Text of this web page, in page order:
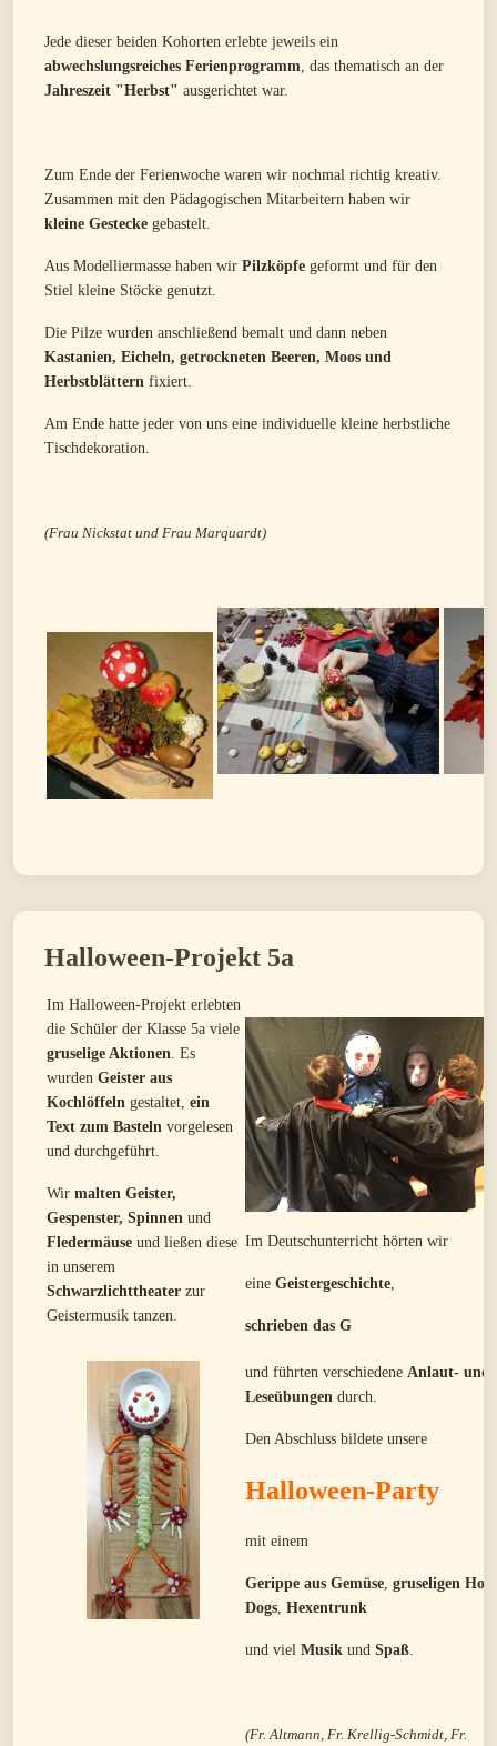
Jede dieser beiden Kohorten erlebte jeweils ein
abwechslungsreiches Ferienprogramm , das thematisch an der
Jahreszeit "Herbst" ausgerichtet war.
Zum Ende der Ferienwoche waren wir nochmal richtig kreativ.
Zusammen mit den Pädagogischen Mitarbeitern haben wir
kleine Gestecke gebastelt.
Aus Modelliermasse haben wir Pilzköpfe geformt und für den
Stiel kleine Stöcke genutzt.
Die Pilze wurden anschließend bemalt und dann neben
Kastanien, Eicheln, getrockneten Beeren, Moos und
Herbstblättern fixiert.
Am Ende hatte jeder von uns eine individuelle kleine herbstliche
Tischdekoration.
(Frau Nickstat und Frau Marquardt)
Halloween-Projekt 5a
Im Halloween-Projekt erlebten
die Schüler der Klasse 5a viele
gruselige Aktionen . Es
wurden Geister aus
Kochlöffeln gestaltet, ein
Text zum Basteln vorgelesen
und durchgeführt.
Wir malten Geister,
Gespenster, Spinnen und
Fledermäuse und ließen diese
in unserem
Schwarzlichttheater zur
Geistermusik tanzen.
Im Deutschunterricht hörten wir
eine Geistergeschichte
schrieben das G
und führten verschiedene Anlaut- und
Leseübungen durch.
Den Abschluss bildete unsere
Halloween-Party
mit einem
Gerippe aus Gemüse gruseligen Hot-
Dogs Hexentrunk
und viel Musik und Spaß
(Fr. Altmann, Fr. Krellig-Schmidt, Fr.